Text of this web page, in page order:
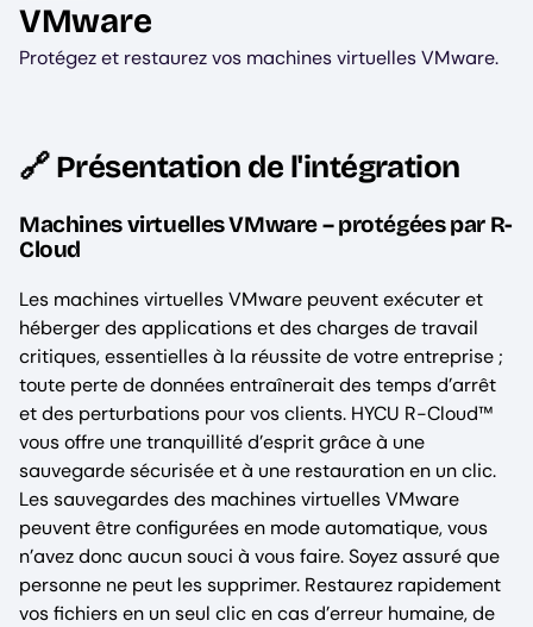
VMware
Protégez et restaurez vos machines virtuelles VMware.
🔗 Présentation de l'intégration
Machines virtuelles VMware – protégées par R-
Cloud
Les machines virtuelles VMware peuvent exécuter et
héberger des applications et des charges de travail
critiques, essentielles à la réussite de votre entreprise ;
toute perte de données entraînerait des temps d’arrêt
et des perturbations pour vos clients. HYCU R-Cloud™
vous offre une tranquillité d’esprit grâce à une
sauvegarde sécurisée et à une restauration en un clic.
Les sauvegardes des machines virtuelles VMware
peuvent être configurées en mode automatique, vous
n’avez donc aucun souci à vous faire. Soyez assuré que
personne ne peut les supprimer. Restaurez rapidement
vos fichiers en un seul clic en cas d’erreur humaine, de